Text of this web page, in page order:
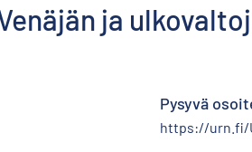
ja
Pysyvä
https://urn.fi/